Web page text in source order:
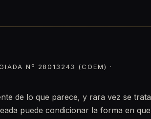
Nº 28013243 (COEM) ·
de lo que parece, y rara vez se trata
puede condicionar la forma en que